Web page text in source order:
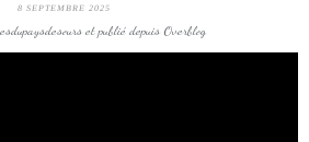
8 SEPTEMBRE 2025
et publié depuis Overblog